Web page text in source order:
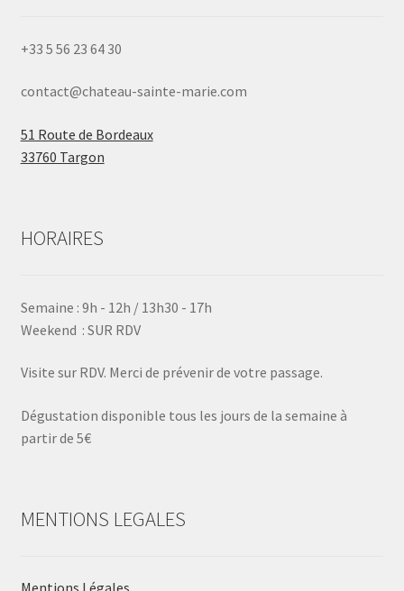
+33 5 56 23 64 30
contact@chateau-sainte-marie.com
51 Route de Bordeaux
33760 Targon
HORAIRES
Semaine : 9h - 12h / 13h30 - 17h
Weekend : SUR RDV
Visite sur RDV. Merci de prévenir de votre passage.
Dégustation disponible tous les jours de la semaine à
partir de 5€
MENTIONS LEGALES